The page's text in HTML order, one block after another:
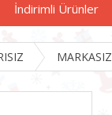
İndirimli Ürünler
MARKASIZ